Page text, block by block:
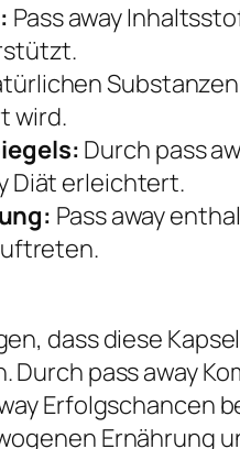
Pass away
wird.
Durch pass
Diät erleichtert.
Pass away
dass diese
Durch pass away
Erfolgschancen
Ernährung